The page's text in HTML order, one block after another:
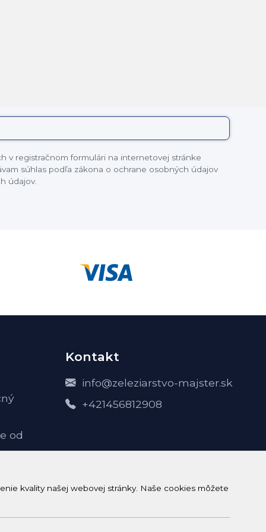
v registračnom formulári na internetovej stránke
súhlas podľa zákona o ochrane osobných údajov
údajov.
kvality našej webovej stránky. Naše cookies môžete
od
Kontakt
info@zeleziarstvo-majster.sk
+421456812908